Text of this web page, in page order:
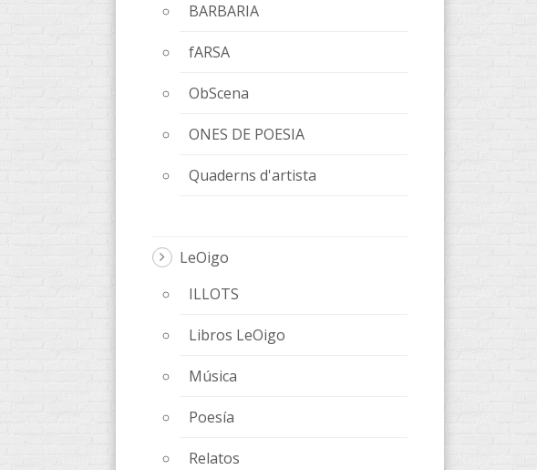
BARBARIA
fARSA
ObScena
ONES DE POESIA
Quaderns d'artista
LeOigo
ILLOTS
Libros LeOigo
Música
Poesía
Relatos